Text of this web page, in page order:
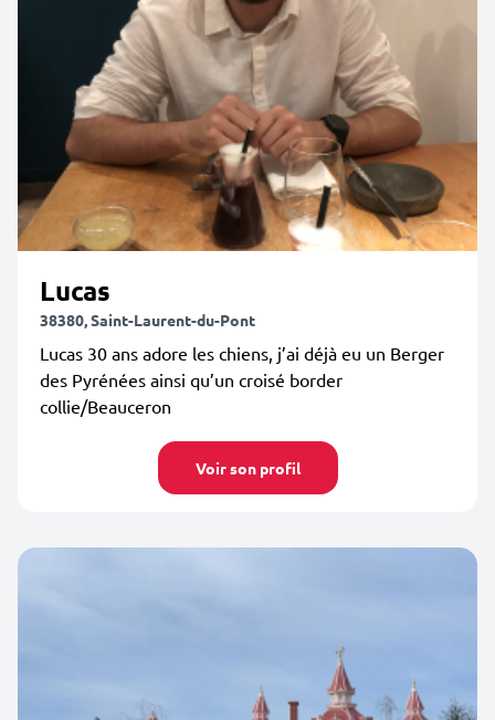
Lucas
38380, Saint-Laurent-du-Pont
Lucas 30 ans adore les chiens, j’ai déjà eu un Berger
des Pyrénées ainsi qu’un croisé border
collie/Beauceron
Voir son profil